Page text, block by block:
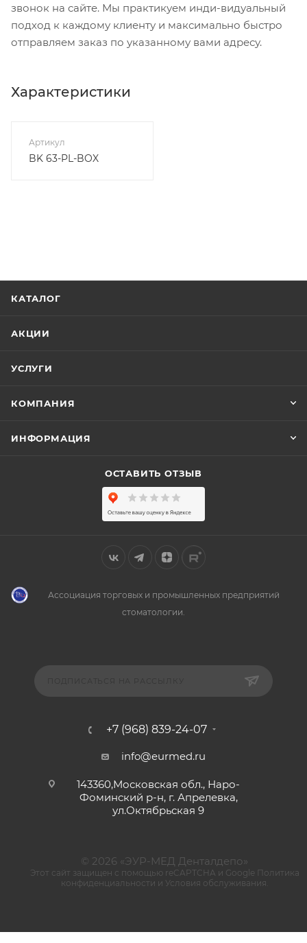
звонок на сайте. Мы практикуем инди-видуальный
подход к каждому клиенту и максимально быстро
отправляем заказ по указанному вами адресу.
Характеристики
Артикул
BK 63-PL-BOX
КАТАЛОГ
АКЦИИ
УСЛУГИ
КОМПАНИЯ
ИНФОРМАЦИЯ
ОСТАВИТЬ ОТЗЫВ
Ассоциация торговых и промышленных предприятий
стоматологии.
+7 (968) 839-24-07
info@eurmed.ru
143360,Московская обл., Наро-
Фоминский р-н, г. Апрелевка,
ул.Октябрьская 9
© 2026 «ЭУР-МЕД Денталдепо»
Этот сайт защищен с помощью reCAPTCHA и Google Политика
конфиденциальности и Условия обслуживания